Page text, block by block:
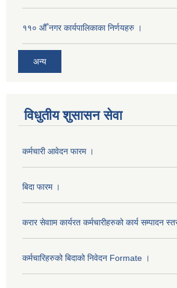
११० औँ नगर कार्यपालिकाका निर्णयहरु ।
अन्य
विधुतीय शुसासन सेवा
कर्मचारी आवेदन फारम ।
बिदा फारम ।
करार सेवााम कार्यरत कर्मचारीहरुको कार्य सम्पादन
कर्मचारिहरुको बिदाको निवेदन Formate ।